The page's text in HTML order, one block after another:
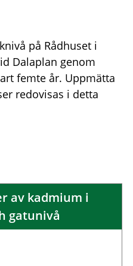
på Rådhuset i
Dalaplan genom
femte år. Uppmätta
redovisas i detta
av kadmium i
gatunivå